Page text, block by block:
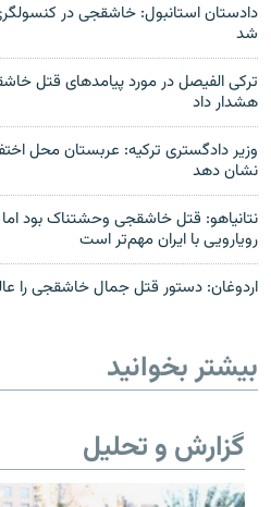
دادستان استانبول: خاشقجی در
شد
ترکی الفیصل در مورد پیامدهای قتل
هشدار داد
وزیر دادگستری ترکیه: عربستان محل
نشان دهد
نتانیاهو: قتل خاشقجی وحشتناک بود
رویارویی با ایران مهم‌تر است
اردوغان: دستور قتل جمال خاشقجی را
بیشتر بخوانید
گزارش و تحلیل